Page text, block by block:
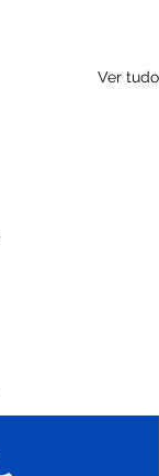
Ver tudo